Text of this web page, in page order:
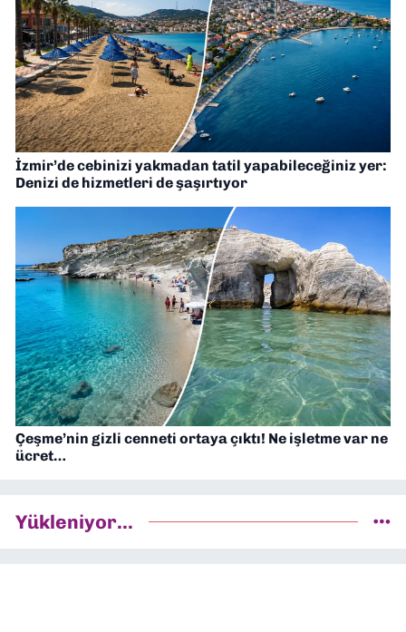
İzmir’de cebinizi yakmadan tatil yapabileceğiniz yer:
Denizi de hizmetleri de şaşırtıyor
Çeşme’nin gizli cenneti ortaya çıktı! Ne işletme var ne
ücret…
Yükleniyor...